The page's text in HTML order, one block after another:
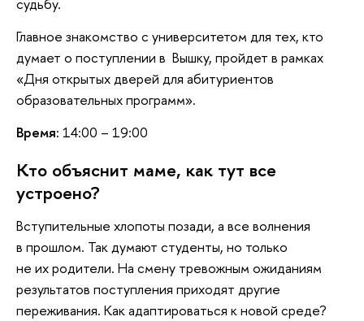
судьбу.
Главное знакомство с университетом для тех, кто
думает о поступлении в Вышку, пройдет в рамках
«Дня открытых дверей для абитуриентов
образовательных программ».
Время: 14:00 – 19:00
Кто объяснит маме, как тут все
устроено?
Вступительные хлопоты позади, а все волнения
в прошлом. Так думают студенты, но только
не их родители. На смену тревожным ожиданиям
результатов поступления приходят другие
переживания. Как адаптироваться к новой среде?